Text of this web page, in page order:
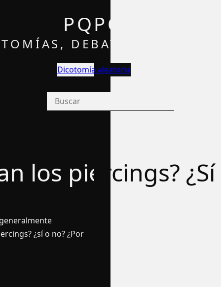
PQPQ
DEBATES Y OPINIÓN
Dicotomía aleatoria
los piercings?
¿sí­ o no? ¿Por